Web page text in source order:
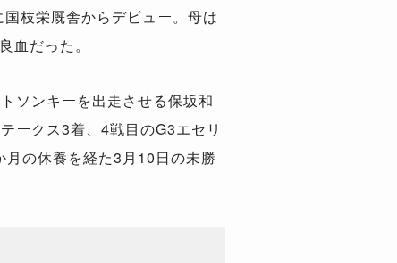
枝栄厩舎からデビュー。母は
だった。
ソンキーを出走させる保坂和
ークス3着、4戦目のG3エセリ
の休養を経た3月10日の未勝